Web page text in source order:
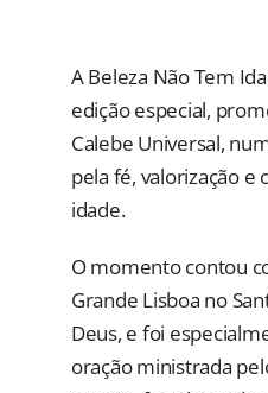
A Beleza Não Tem
edição especial,
Calebe Universal,
pela fé, valorização e
idade.
O momento contou
Grande Lisboa no
Deus, e foi
oração ministrada